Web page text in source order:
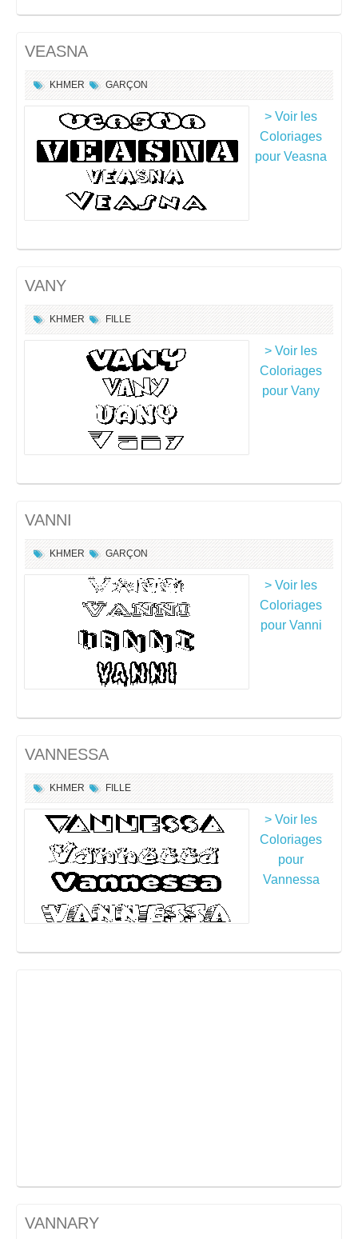
VEASNA
KHMER GARÇON
> Voir les
Coloriages
pour Veasna
VANY
KHMER FILLE
> Voir les
Coloriages
pour Vany
VANNI
KHMER GARÇON
> Voir les
Coloriages
pour Vanni
VANNESSA
KHMER FILLE
> Voir les
Coloriages
pour
Vannessa
VANNARY